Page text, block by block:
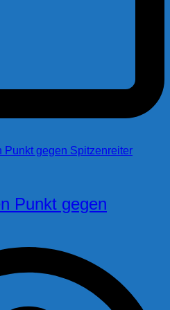
Punkt gegen